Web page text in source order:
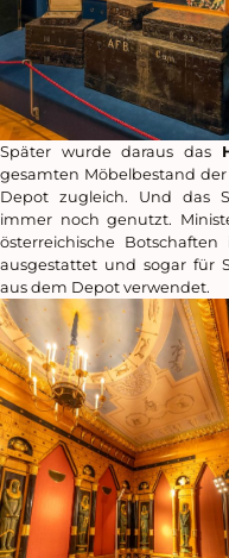
Später wurde daraus das
gesamten Möbelbestand
Depot zugleich. Und das
immer noch genutzt.
österreichische
ausgestattet und sogar für
aus dem Depot verwendet.